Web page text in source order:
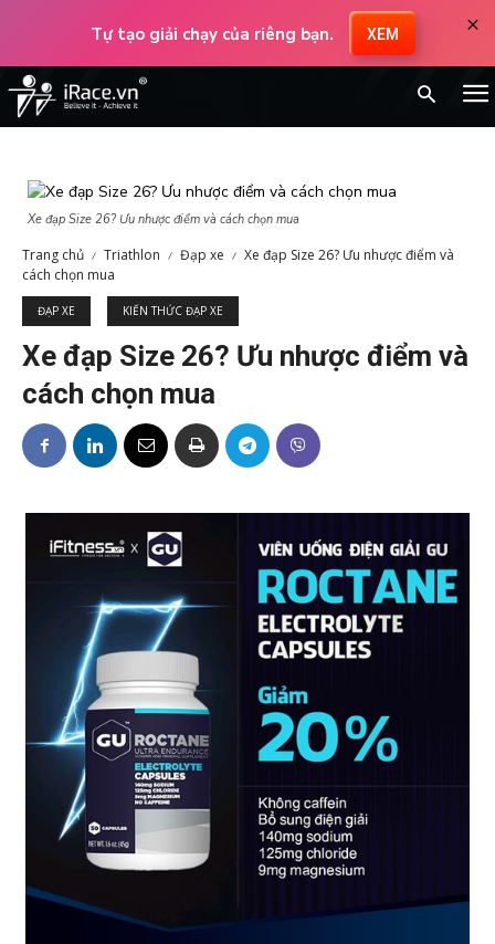
Tự tạo giải chạy của riêng bạn. XEM ×
Xe đạp Size 26? Ưu nhược điểm và cách chọn mua
Trang chủ Triathlon Đạp xe
Xe đạp Size 26? Ưu nhược điểm và
cách chọn mua
ĐẠP XE KIẾN THỨC ĐẠP XE
Xe đạp Size 26? Ưu nhược điểm và
cách chọn mua